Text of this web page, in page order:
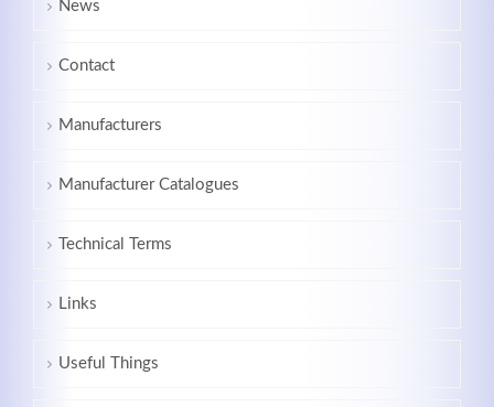
News
Contact
Manufacturers
Manufacturer Catalogues
Technical Terms
Links
Useful Things
http://www.optical-toys.com
Passwort